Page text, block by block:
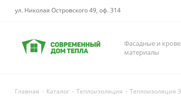
ул. Николая Островского 49, оф. 314
Фасадные и
материалы
Главная - Каталог - Теплоизоляция - Теплоизоляция